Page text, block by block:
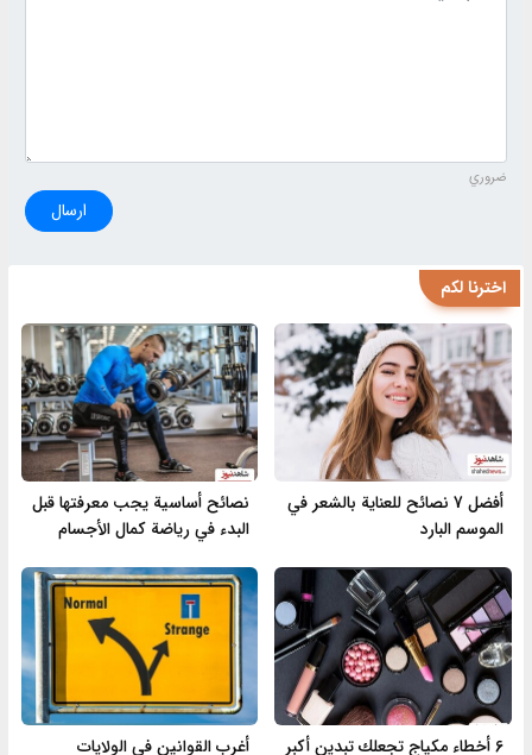
ضروري
ارسال
اخترنا لكم
أفضل 7 نصائح للعناية بالشعر في
الموسم البارد
نصائح أساسية يجب معرفتها قبل
البدء في رياضة كمال الأجسام
6 أخطاء مكياج تجعلك تبدين أكبر
أغرب القوانين في الولايات